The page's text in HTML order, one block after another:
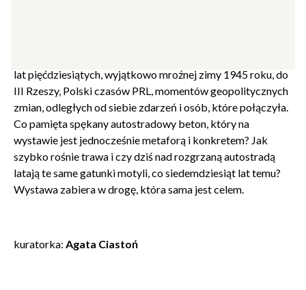
lat pięćdziesiątych, wyjątkowo mroźnej zimy 1945 roku, do
III Rzeszy, Polski czasów PRL, momentów geopolitycznych
zmian, odległych od siebie zdarzeń i osób, które połączyła.
Co pamięta spękany autostradowy beton, który na
wystawie jest jednocześnie metaforą i konkretem? Jak
szybko rośnie trawa i czy dziś nad rozgrzaną autostradą
latają te same gatunki motyli, co siedemdziesiąt lat temu?
Wystawa zabiera w drogę, która sama jest celem.
kuratorka: Agata Ciastoń